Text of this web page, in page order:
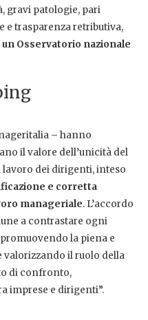
gravi patologie, pari
e trasparenza retributiva,
Osservatorio nazionale
– hanno
il valore dell’unicità del
dei dirigenti, inteso
e corretta
manageriale. L’accordo
a contrastare ogni
la piena e
valorizzando il ruolo della
di confronto,
imprese e dirigenti”.